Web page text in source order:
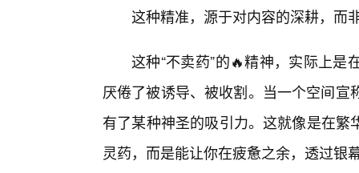
这种精准，源于对内容的深耕，而
这种“不卖药”的🔥精神，实际上
厌倦了被诱导、被收割。当一个空间
有了某种神圣的吸引力。这就像是在
灵药，而是能让你在疲惫之余，透过银